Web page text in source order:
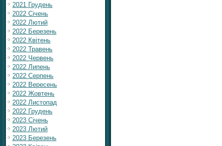
2021 Грудень
2022 Січень
2022 Лютий
2022 Березень
2022 Квітень
2022 Травень
2022 Червень
2022 Липень
2022 Серпень
2022 Вересень
2022 Жовтень
2022 Листопад
2022 Грудень
2023 Січень
2023 Лютий
2023 Березень